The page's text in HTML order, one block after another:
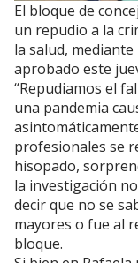
El bloque de
un repudio a la
la salud,
aprobado este
“Repudiamos el
una pandemia
profesionales se
hisopado,
la investigación
decir que no se
mayores o fue al
bloque.